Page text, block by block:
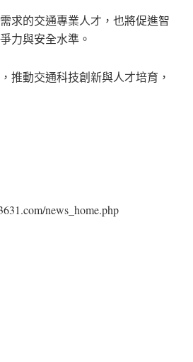
求的交通專業人才，也將促進智
力與安全水準。
推動交通科技創新與人才培育，
news_home.php⁠